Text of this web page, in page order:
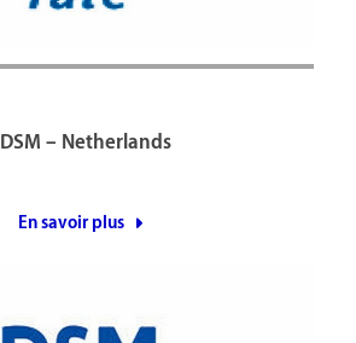
DSM – Netherlands
En savoir plus